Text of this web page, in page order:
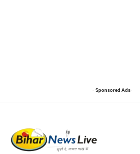
- Sponsored Ads-